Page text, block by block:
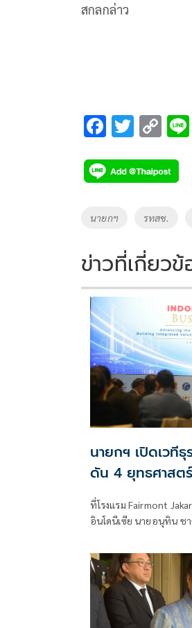
สกลกล่าว
F
e
b
o
k
T
tt
er
C
p
y
Li
k
Tags
นายกฯ รทสช.
ข่าวที่เกี่ยว
นายกฯ เปิดเวที
ดัน 4 ยุทธศาสต
กว่า 350 ล้านคน
ที่โรงแรม Fairmont
อินโดนีเซีย นายอนุทิน ช